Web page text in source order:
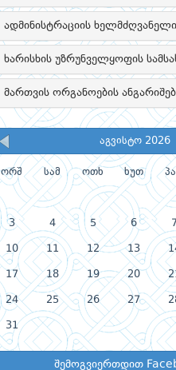
ადმინისტრაციის ხელმძღვანელი
ხარისხის უზრუნველყოფის
მართვის ორგანოების
აგვისტო 2026
ორშ სამ ოთხ ხუთ
3 4 5 6 7
10 11 12 13
17 18 19 20
24 25 26 27
31
შემოგვიერთდით